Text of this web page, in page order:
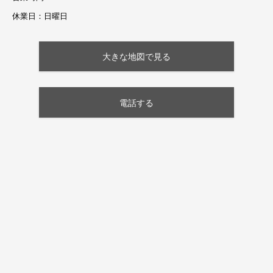
休業日：日曜日
大きな地図で見る
電話する